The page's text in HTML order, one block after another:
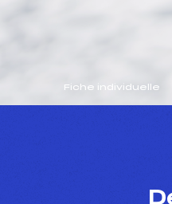
Fiche individuelle